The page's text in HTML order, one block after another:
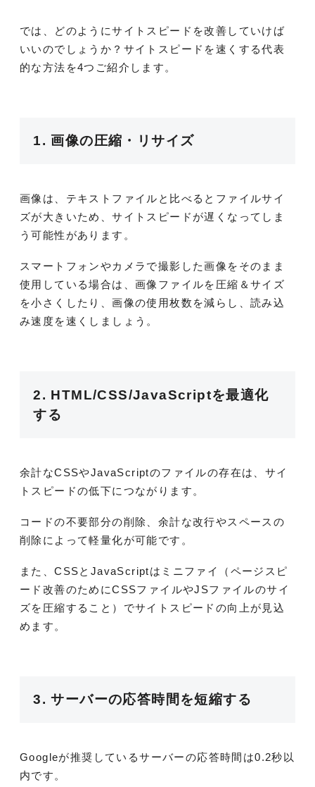
では、どのようにサイトスピードを改善していけば
いいのでしょうか？サイトスピードを速くする代表
的な方法を4つご紹介します。
1. 画像の圧縮・リサイズ
画像は、テキストファイルと比べるとファイルサイ
ズが大きいため、サイトスピードが遅くなってしま
う可能性があります。
スマートフォンやカメラで撮影した画像をそのまま
使用している場合は、画像ファイルを圧縮＆サイズ
を小さくしたり、画像の使用枚数を減らし、読み込
み速度を速くしましょう。
2. HTML/CSS/JavaScriptを最適化
する
余計なCSSやJavaScriptのファイルの存在は、サイ
トスピードの低下につながります。
コードの不要部分の削除、余計な改行やスペースの
削除によって軽量化が可能です。
また、CSSとJavaScriptはミニファイ（ページスピ
ード改善のためにCSSファイルやJSファイルのサイ
ズを圧縮すること）でサイトスピードの向上が見込
めます。
3. サーバーの応答時間を短縮する
Googleが推奨しているサーバーの応答時間は0.2秒以
内です。